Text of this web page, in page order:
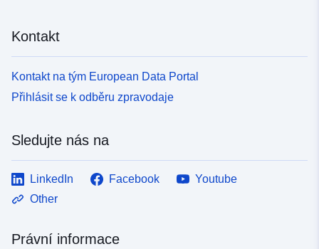
Kontakt
Kontakt na tým European Data Portal
Přihlásit se k odběru zpravodaje
Sledujte nás na
LinkedIn Facebook
Youtube
Other
Právní informace